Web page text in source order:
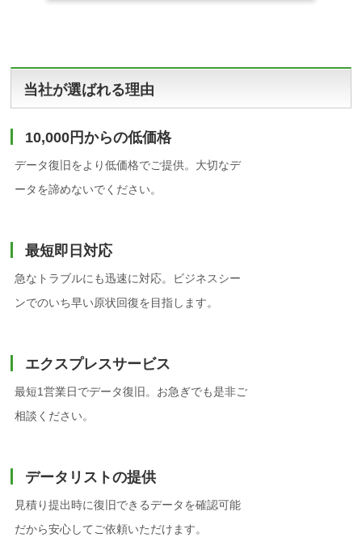
当社が選ばれる理由
10,000円からの低価格
データ復旧をより低価格でご提供。大切なデ
ータを諦めないでください。
最短即日対応
急なトラブルにも迅速に対応。ビジネスシー
ンでのいち早い原状回復を目指します。
エクスプレスサービス
最短1営業日でデータ復旧。お急ぎでも是非ご
相談ください。
データリストの提供
見積り提出時に復旧できるデータを確認可能
だから安心してご依頼いただけます。